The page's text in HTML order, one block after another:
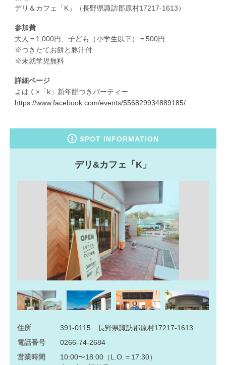
デリ＆カフェ「K」（長野県諏訪郡原村17217-1613）
参加費
大人＝1,000円、子ども（小学生以下）＝500円
※つきたてお餅と豚汁付
※未就学児無料
詳細ページ
よはく×「k」新年餅つきパーティー
https://www.facebook.com/events/556829934889185/
SPOT INFORMATION
デリ&カフェ「K」
住所
391-0115 長野県諏訪郡原村17217-1613
電話番号
0266-74-2684
営業時間
10:00〜18:00（L.O.＝17:30）